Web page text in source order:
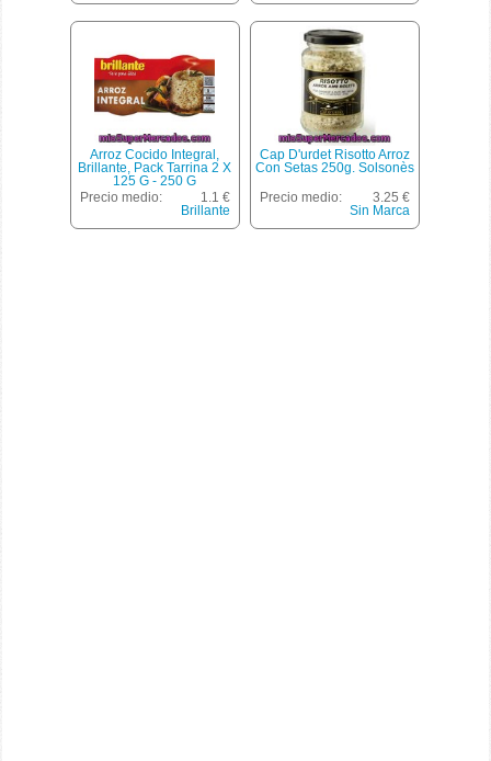
Arroz Cocido Integral,
Brillante, Pack Tarrina 2 X
125 G - 250 G
Precio medio:
1.1 €
Brillante
Cap D'urdet Risotto Arroz
Con Setas 250g. Solsonès
Precio medio:
3.25 €
Sin Marca